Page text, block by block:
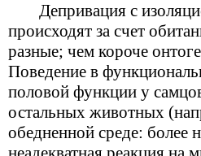
Депривация с
происходят за счет
разные; чем короче
Поведение в
половой функции у
остальных животных
обедненной среде: более